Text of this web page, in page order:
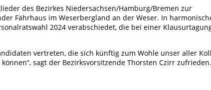
des Bezirkes Niedersachsen/Hamburg/Bremen zur
Fährhaus im Weserbergland an der Weser. In
2024 verabschiedet, die bei einer
vertreten, die sich künftig zum Wohle unser aller
sagt der Bezirksvorsitzende Thorsten Czirr zufrieden.